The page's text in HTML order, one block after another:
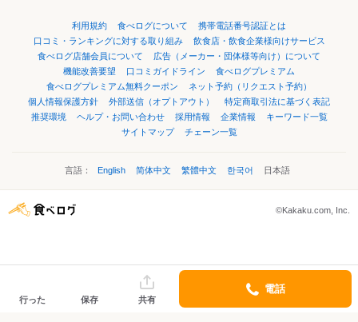
利用規約 食べログについて
携帯電話番号認証とは
口コミ・ランキングに対する取り組み
飲食店・飲食企業様向けサービス
食べログ店舗会員について
広告（メーカー・団体様等向け）について
機能改善要望
口コミガイドライン
食べログプレミアム
食べログプレミアム無料クーポン
ネット予約（リクエスト予約）
個人情報保護方針
外部送信（オプトアウト）
特定商取引法に基づく表記
推奨環境
ヘルプ・お問い合わせ 採用情報 企業情報
キーワード一覧
サイトマップ
チェーン一覧
言語： English 简体中文 繁體中文 한국어 日本語
©Kakaku.com, Inc.
行った 保存 共有
電話